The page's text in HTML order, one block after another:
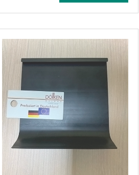
Материал плинтуса /
профиля:
ПВХ